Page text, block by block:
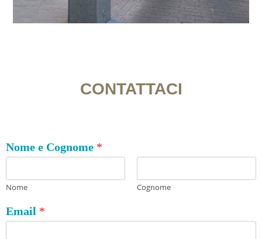
CONTATTACI
Nome e Cognome *
Nome Cognome
Email *